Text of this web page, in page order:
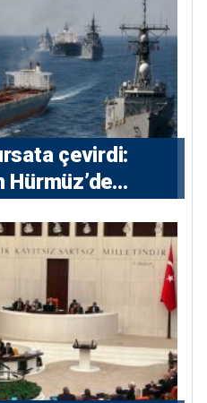
çevirdi:
Hürmüz’de